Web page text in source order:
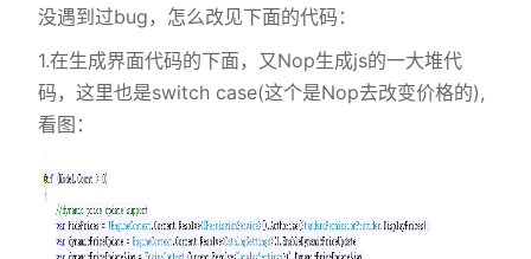
没遇到过bug，怎么改见下面的代码：
1.在生成界面代码的下面，又Nop生成js的一大堆代
码，这里也是switch case(这个是Nop去改变价格的),
看图：